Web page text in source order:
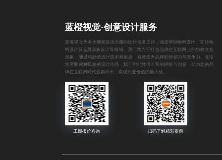
蓝橙视觉·创意设计服务
蓝橙视觉为各大商家提供全面的设计服务支持，涵盖营销物料设计 、宣传物
料设计 及品牌形象设计等领域。我们致力于打造品牌在互联网上的独特文化
形象，通过精妙的设计技术和创意，有效提升品牌的营销力与竞争力。无论
您需要何种风格的设计作品，我们都能凭借丰富的经验与创意，助力您的品
牌在互联网时代脱颖而出，实现商业价值的最大化。